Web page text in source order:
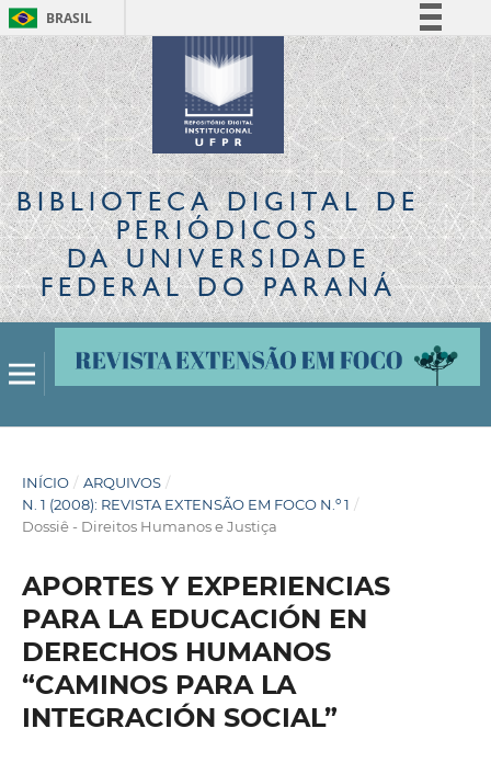
BRASIL
Simplifique!
Comunica BR
Participe
Acesso à informação
Legislação
Canais
BIBLIOTECA DIGITALDE
PERIÓDICOS
DA UNIVERSIDADE
FEDERAL DO PARANÁ
INÍCIO / ARQUIVOS /
N. 1 (2008): REVISTA EXTENSÃO EM FOCO N.º 1 /
Dossiê - Direitos Humanos e Justiça
APORTES Y EXPERIENCIAS
PARA LA EDUCACIÓN EN
DERECHOS HUMANOS
“CAMINOS PARA LA
INTEGRACIÓN SOCIAL”